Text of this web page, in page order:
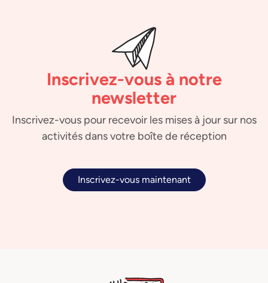
Inscrivez-vous à notre
newsletter
Inscrivez-vous pour recevoir les mises à jour sur nos
activités dans votre boîte de réception
Inscrivez-vous maintenant